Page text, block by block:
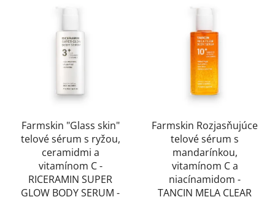
Farmskin "Glass skin"
telové sérum s ryžou,
ceramidmi a
vitamínom C -
RICERAMIN SUPER
GLOW BODY SERUM -
Farmskin Rozjasňujúce
telové sérum s
mandarínkou,
vitamínom C a
niacínamidom -
TANCIN MELA CLEAR